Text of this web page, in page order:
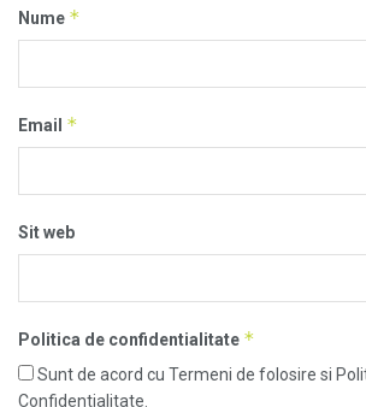
Nume *
Email *
Sit web
Politica de confidentialitate *
Sunt de acord cu Termeni de folosire si
Confidentialitate.